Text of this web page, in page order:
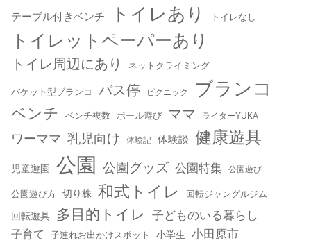
テーブル付きベンチ トイレあり トイレなし
トイレットペーパーあり
トイレ周辺にあり ネットクライミング
バケット型ブランコ バス停 ピクニック ブランコ
ベンチ ベンチ複数 ボール遊び ママ ライターYUKA
ワーママ 乳児向け 体験記 体験談 健康遊具
児童遊園 公園 公園グッズ 公園特集 公園遊び
公園遊び方 切り株 和式トイレ 回転ジャングルジム
回転遊具 多目的トイレ 子どものいる暮らし
子育て 子連れお出かけスポット 小学生 小田原市